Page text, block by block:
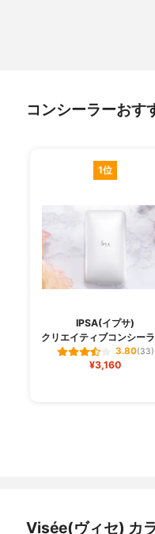
コンシーラーおす
1位
IPSA(イプサ)
クリエイティブコンシー
3.80(33)
¥3,160
Visée(ヴィセ) カ